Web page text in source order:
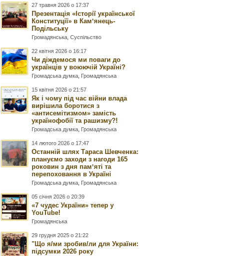
27 травня 2026 о 17:37
Презентація «Історії української
Конституції» в Камʼянець-
Подільську
Громадянська ,Суспільство
22 квітня 2026 о 16:17
Чи діждемося ми поваги до
українців у воюючій Україні?
Громадська думка Громадянська
15 квітня 2026 о 21:57
Як і чому під час війни влада
вирішила боротися з
«антисемітизмом» замість
українофобії та рашизму?!
Громадська думка Громадянська
14 лютого 2026 о 17:47
Останній шлях Тараса Шевченка:
плануємо заходи з нагоди 165
роковин з дня памʼяті та
перепоховання в Україні
Громадська думка Громадянська
05 січня 2026 о 20:39
«7 чудес України» тепер у
YouTube!
Громадянська
29 грудня 2025 о 21:22
"Що я/ми зробив/ли для України:
підсумки 2026 року